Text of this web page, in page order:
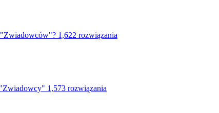
1,622 rozwiązania
1,573 rozwiązania